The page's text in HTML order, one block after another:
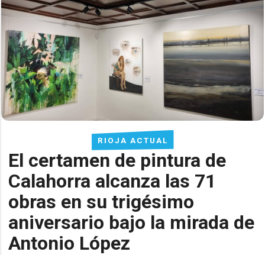
RIOJA ACTUAL
El certamen de pintura de
Calahorra alcanza las 71
obras en su trigésimo
aniversario bajo la mirada de
Antonio López